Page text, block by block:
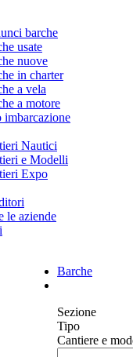
barche
usate
nuove
in charter
a vela
a motore
imbarcazione
Nautici
e Modelli
Expo
le aziende
Barche
Sezione
Tipo
Cantiere e